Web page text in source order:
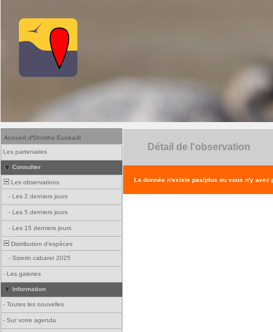
Accueil d'Ornitho Euskadi
Les partenaires
Consulter
Les observations
- Les 2 derniers jours
- Les 5 derniers jours
- Les 15 derniers jours
Distribution d'espèces
- Sizerin cabaret 2025
- Les galeries
Information
- Toutes les nouvelles
- Sur votre agenda
Détail de l'observation
La donnée n'existe pas/plus ou vous n'y avez